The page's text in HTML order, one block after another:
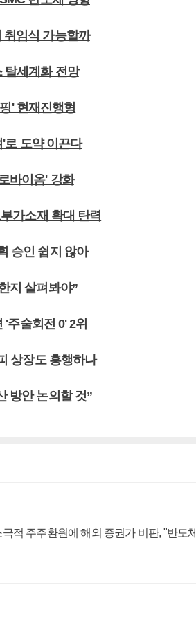
취임식 가능할까
탈세계화 전망
' 현재진행형
로 도약 이끈다
바이옴' 강화
가소재 확대 탄력
승인 쉽지 않아
지 살펴봐야”
주술회전 0' 2위
상장도 흥행하나
방안 논의할 것”
적 주주환원에 해외 증권가 비판, "반도체